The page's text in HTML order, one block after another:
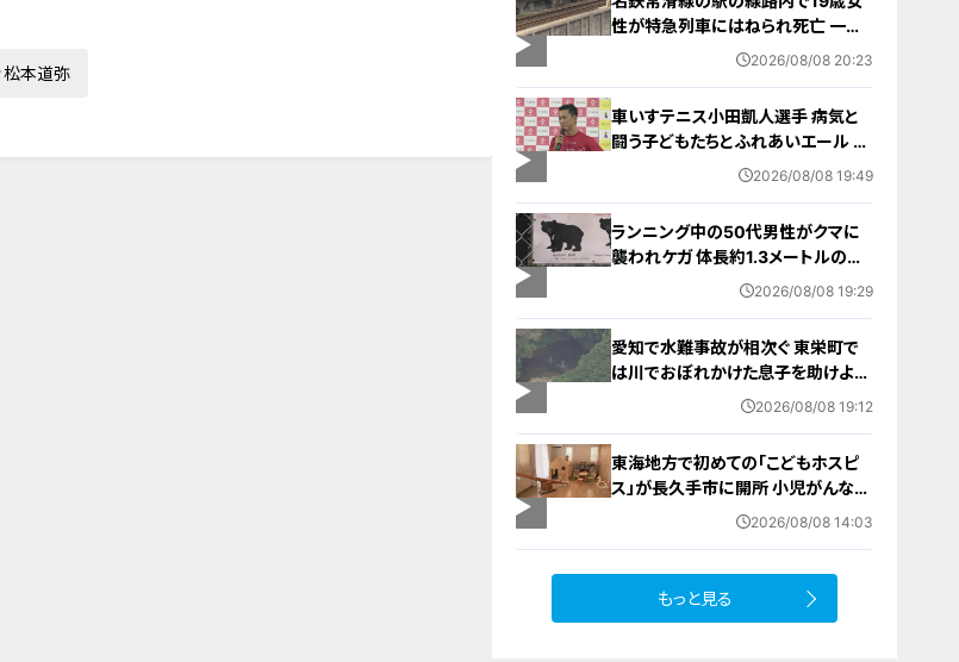
松本道弥
性が特急列車にはねられ死亡 一部
区間で一時運転見合わせに お盆休
2026/08/08 20:23
車いすテニス小田凱人選手 病気と
闘う子どもたちとふれあいエール ス
ポーツの楽しさ伝える 名古屋・緑区
2026/08/08 19:49
ランニング中の50代男性がクマに
襲われケガ 体長約1.3メートルのツ
キノワグマに腕や足をかまれる 「つ
岐阜・高山市
2026/08/08 19:29
愛知で水難事故が相次ぐ 東栄町で
は川でおぼれかけた息子を助けよう
とし父親が心肺停止の状態で搬送
2026/08/08 19:12
東海地方で初めての「こどもホスピ
ス」が長久手市に開所 小児がんなど
重い病気の子どもと家族を支える施
2026/08/08 14:03
もっと見る